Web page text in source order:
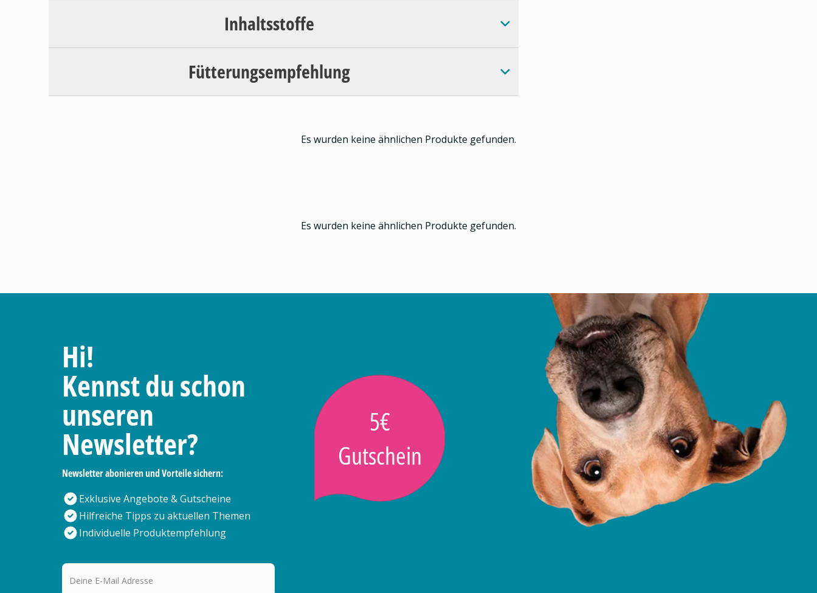
Inhaltsstoffe
Fütterungsempfehlung
Es wurden keine ähnlichen Produkte gefunden.
Es wurden keine ähnlichen Produkte gefunden.
Hi!
Kennst du schon
unseren
Newsletter?
Newsletter abonieren und Vorteile sichern:
Exklusive Angebote & Gutscheine
Hilfreiche Tipps zu aktuellen Themen
Individuelle Produktempfehlung
5€
Gutschein
Deine E-Mail Adresse